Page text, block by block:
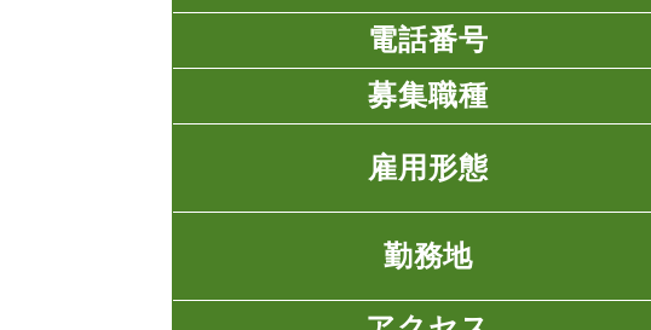
電話番号
募集職種
雇用形態
勤務地